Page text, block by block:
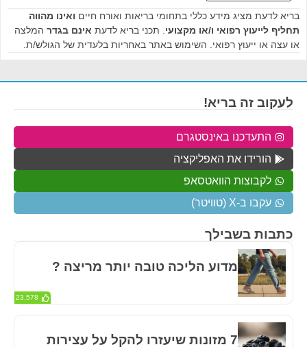
בריא לדעת מציג מידע כללי בתחומי בריאות ואורח חיים ואינו מהווה
תחליף לייעוץ רפואי ו/או מקצועי. תכני בריא לדעת אינם בגדר המלצה
או עצה או ייעוץ רפואי. השימוש באתר באחריות בלעדית של הגולש/ת.
כתבות בשבילך
מדוע הליכה טובה יותר מריצה ?
23,578
7 מזונות שיעזרו להקל על עצירות
לעקוב זה בריא!
התעדכנו באינסטגרם
הורידו את האפליקציה
לקבוצות הוואטסאפ
עקבו ב-X (טוויטר)